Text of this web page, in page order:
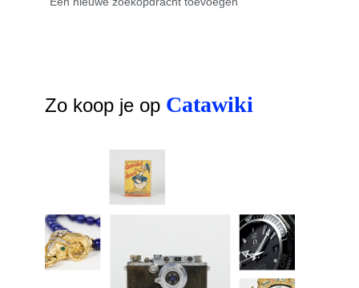
Zo koop je op Catawiki